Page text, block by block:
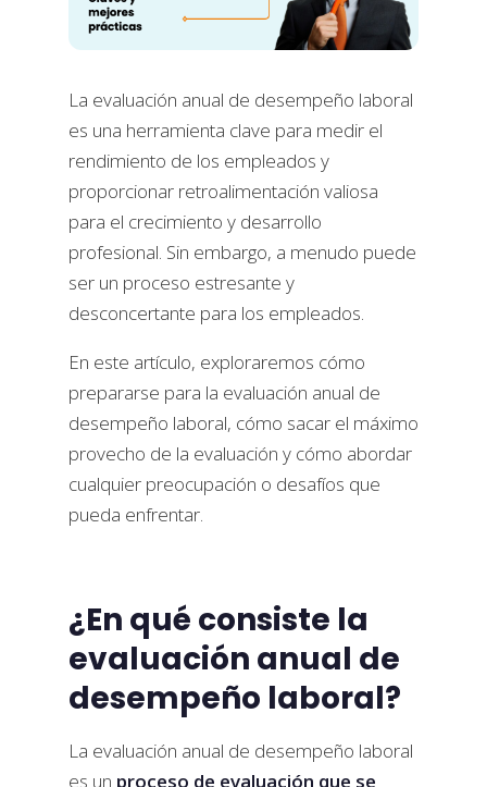
La evaluación anual de desempeño laboral
es una herramienta clave para medir el
rendimiento de los empleados y
proporcionar retroalimentación valiosa
para el crecimiento y desarrollo
profesional. Sin embargo, a menudo puede
ser un proceso estresante y
desconcertante para los empleados.
En este artículo, exploraremos cómo
prepararse para la evaluación anual de
desempeño laboral, cómo sacar el máximo
provecho de la evaluación y cómo abordar
cualquier preocupación o desafíos que
pueda enfrentar.
¿En qué consiste la
evaluación anual de
desempeño laboral?
La evaluación anual de desempeño laboral
es un proceso de evaluación que se